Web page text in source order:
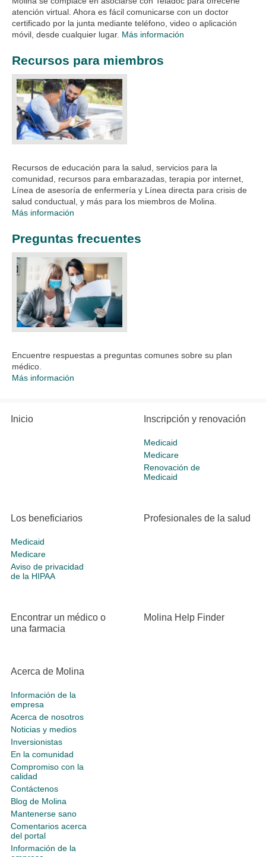
atención virtual. Ahora es fácil comunicarse con un doctor
certificado por la junta mediante teléfono, video o aplicación
móvil, desde cualquier lugar. Más información
Recursos para miembros
Recursos de educación para la salud, servicios para la
comunidad, recursos para embarazadas, terapia por internet,
Línea de asesoría de enfermería y Línea directa para crisis de
salud conductual, y más para los miembros de Molina.
Más información
Preguntas frecuentes
Encuentre respuestas a preguntas comunes sobre su plan
médico.
Más información
Inicio Inscripción y renovación
Medicaid
Medicare
Renovación de
Medicaid
Los beneficiarios
Medicaid
Medicare
Aviso de privacidad
de la HIPAA
Profesionales de la salud
Encontrar un médico o
una farmacia
Molina Help Finder
Acerca de Molina
Información de la
empresa
Acerca de nosotros
Noticias y medios
Inversionistas
En la comunidad
Compromiso con la
calidad
Contáctenos
Blog de Molina
Mantenerse sano
Comentarios acerca
del portal
Información de la